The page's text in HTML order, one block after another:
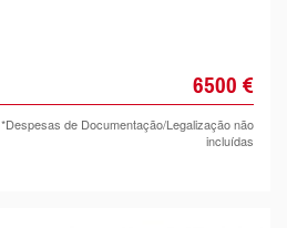
6500 €
*Despesas de Documentação/Legalização não
incluídas